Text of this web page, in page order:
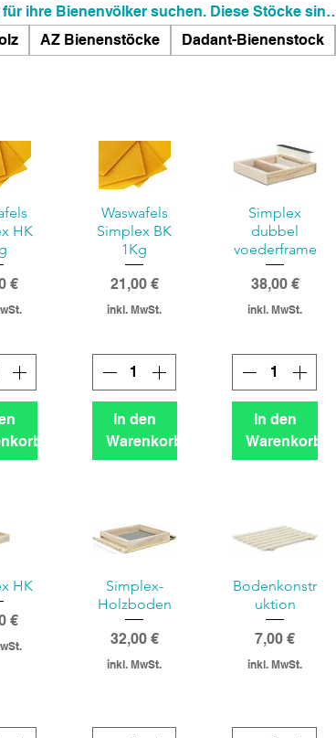
ihre Bienenvölker suchen. Diese Stöcke sind
konstruiert und eignen sich daher perfekt für
deren Produktivität. Hergestellt aus
AZ Bienenstöcke Dadant-Bienenstock
HK
€
Waswafels
Simplex BK
1Kg
Preis
21,00 €
inkl. MwSt.
In den
Warenkorb
Simplex
dubbel
voederframe
Preis
38,00 €
inkl. MwSt.
In den
Warenkorb
HK
€
Simplex-
Holzboden
Preis
32,00 €
inkl. MwSt.
Bodenkonstr
uktion
Preis
7,00 €
inkl. MwSt.